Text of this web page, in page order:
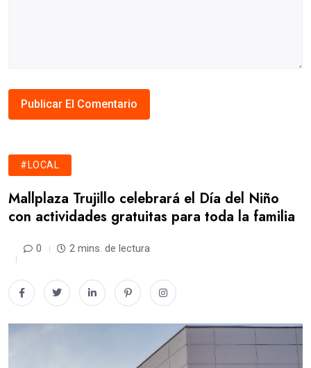
#LOCAL
Mallplaza Trujillo celebrará el Día del Niño
con actividades gratuitas para toda la familia
0 2 mins. de lectura